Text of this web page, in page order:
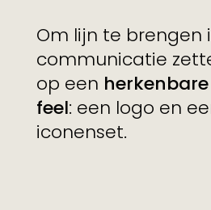
Om lijn te brengen
communicatie
op een
feel: een logo en
iconenset.